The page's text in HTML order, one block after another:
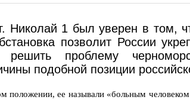
Николай 1 был уверен в том,
позволит России
проблему
подобной позиции
положении, ее называли «больным